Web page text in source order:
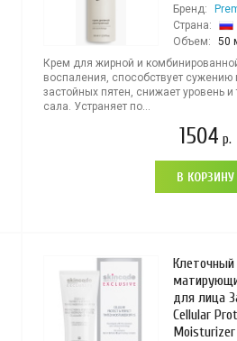
Бренд:
Страна:
Объем:
50
Крем для жирной и
воспаления, способствует
застойных пятен, снижает уровень
сала. Устраняет по...
1504 р.
В КОРЗИНУ
для лица
Cellular
Moisturizer